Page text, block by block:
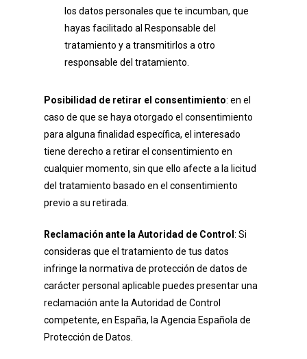
los datos personales que te incumban, que
hayas facilitado al Responsable del
tratamiento y a transmitirlos a otro
responsable del tratamiento.
Posibilidad de retirar el consentimiento: en el
caso de que se haya otorgado el consentimiento
para alguna finalidad específica, el interesado
tiene derecho a retirar el consentimiento en
cualquier momento, sin que ello afecte a la licitud
del tratamiento basado en el consentimiento
previo a su retirada.
Reclamación ante la Autoridad de Control : Si
consideras que el tratamiento de tus datos
infringe la normativa de protección de datos de
carácter personal aplicable puedes presentar una
reclamación ante la Autoridad de Control
competente, en España, la Agencia Española de
Protección de Datos.